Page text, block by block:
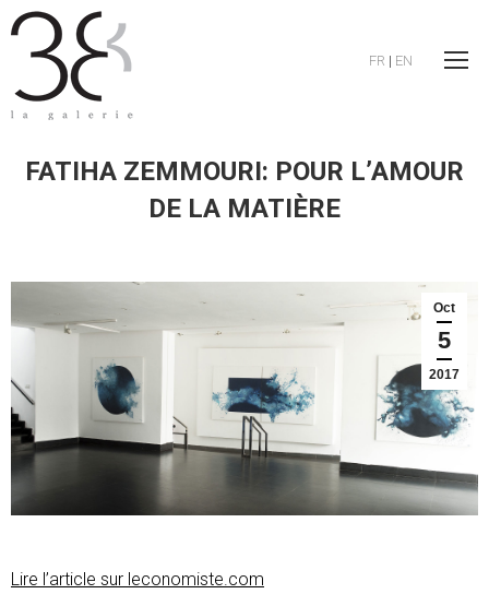
FR | EN
FATIHA ZEMMOURI: POUR L’AMOUR
DE LA MATIÈRE
Oct
5
2017
Lire l’article sur leconomiste.com